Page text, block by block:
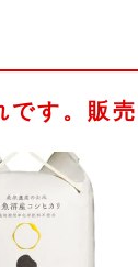
す。販